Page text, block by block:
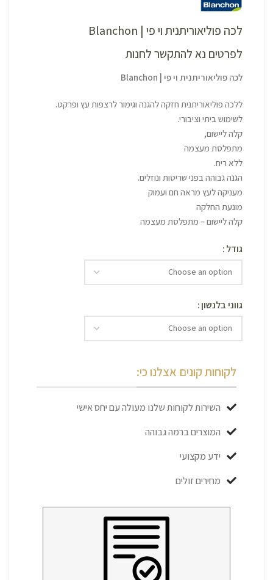
לכה פוליאוריתנית וי פי | Blanchon
לפרטים נא להתקשר לחנות
לכה פוליאוריתנית וי פי | Blanchon
ללכה פוליאוריתנית חזקה להגנה וגימור לרצפות עץ ופרקט.
לשימוש ביתי וציבורי.
קלה ליישום,
מתפלסת מעצמה
ללא ריח.
הגנה גבוהה בפני שריטות ונוזלים.
מעניקה לעץ מראה חם ועמוק
מונעת החלקה
קלה ליישום – מתפלסת מעצמה
גודל
גווני בלנשון
לקוחות קונים אצלנו כי:
השירות לקוחות שלנו מעולה עם יחס אישי
המוצרים ברמה גבוהה
ידע מקצועי
מחירים זולים